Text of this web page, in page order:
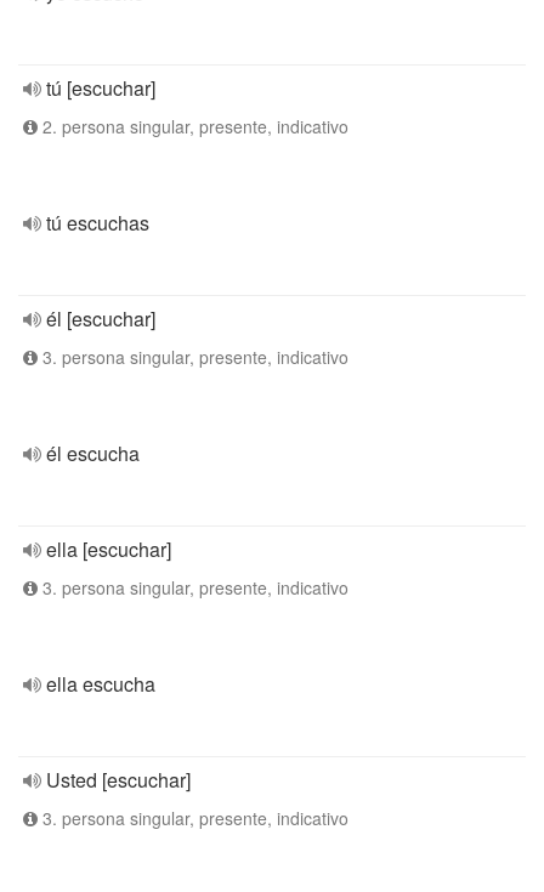
tú [escuchar]
2. persona singular, presente, indicativo
tú escuchas
él [escuchar]
3. persona singular, presente, indicativo
él escucha
ella [escuchar]
3. persona singular, presente, indicativo
ella escucha
Usted [escuchar]
3. persona singular, presente, indicativo